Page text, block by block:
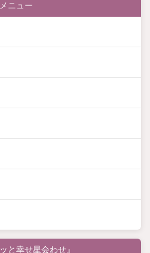
メニュー
と幸せ星会わせ』